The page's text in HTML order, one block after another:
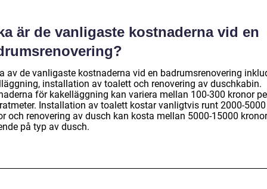
är de vanligaste kostnaderna vid en
av de vanligaste kostnaderna vid en badrumsrenovering
installation av toalett och renovering av duschkabin.
för kakelläggning kan variera mellan 100-300 kronor
Installation av toalett kostar vanligtvis runt 2000-5000
och renovering av dusch kan kosta mellan 5000-15000 kronor
på typ av dusch.